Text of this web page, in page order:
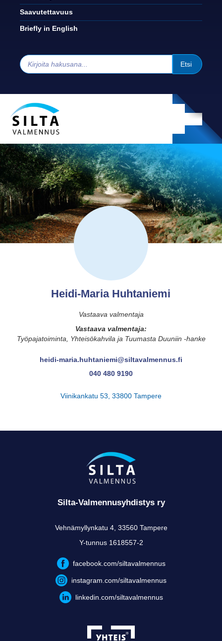
Saavutettavuus
Briefly in English
Heidi-Maria Huhtaniemi
Vastaava valmentaja
Vastaava valmentaja:
Työpajatoiminta, Yhteisökahvila ja Tuumasta Duuniin -hanke
heidi-maria.huhtaniemi@siltavalmennus.fi
040 480 9190
Viinikankatu 53, 33800 Tampere
Silta-Valmennusyhdistys ry
Vehnämyllynkatu 4, 33560 Tampere
Y-tunnus 1618557-2
facebook.com/siltavalmennus
instagram.com/siltavalmennus
linkedin.com/siltavalmennus